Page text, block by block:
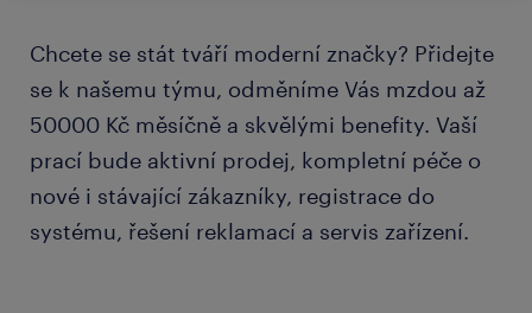
Chcete se stát tváří moderní značky? Přidejte
se k našemu týmu, odměníme Vás mzdou až
50000 Kč měsíčně a skvělými benefity. Vaší
prací bude aktivní prodej, kompletní péče o
nové i stávající zákazníky, registrace do
systému, řešení reklamací a servis zařízení.